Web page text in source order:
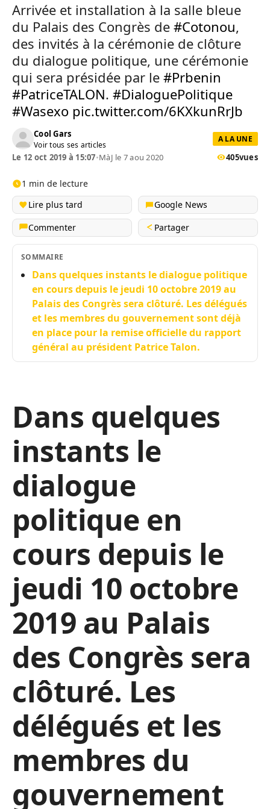
Arrivée et installation à la salle bleue
du Palais des Congrès de #Cotonou,
des invités à la cérémonie de clôture
du dialogue politique, une cérémonie
qui sera présidée par le #Prbenin
#PatriceTALON. #DialoguePolitique
#Wasexo pic.twitter.com/6KXkunRrJb
Cool Gars
Voir tous ses articles
A LA UNE
Le 12 oct 2019 à 15:07•MàJ le 7 aou 2020 405vues
1 min de lecture
Lire plus tard
Google News
Commenter
Partager
SOMMAIRE
Dans quelques instants le dialogue politique
en cours depuis le jeudi 10 octobre 2019 au
Palais des Congrès sera clôturé. Les délégués
et les membres du gouvernement sont déjà
en place pour la remise officielle du rapport
général au président Patrice Talon.
Dans quelques
instants le
dialogue
politique en
cours depuis le
jeudi 10 octobre
2019 au Palais
des Congrès sera
clôturé. Les
délégués et les
membres du
gouvernement